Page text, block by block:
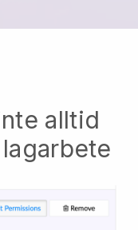
alltid